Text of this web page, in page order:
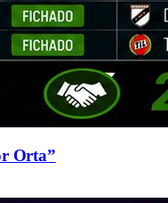
Orta”